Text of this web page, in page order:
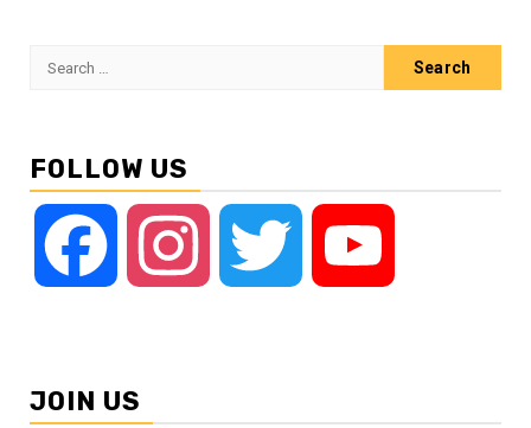
Search
FOLLOW US
Facebook Instagram Twitter
JOIN US